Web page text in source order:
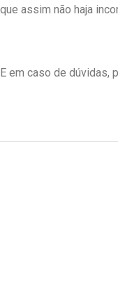
que assim não haja
E em caso de dúvidas,